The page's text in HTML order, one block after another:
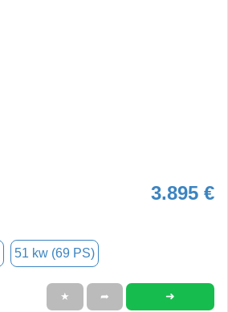
3.895 €
51 kw (69 PS)
★ ➦ ➜